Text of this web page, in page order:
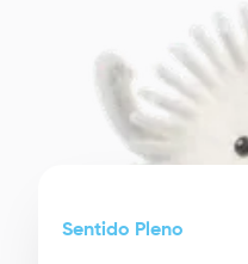
Sentido Pleno